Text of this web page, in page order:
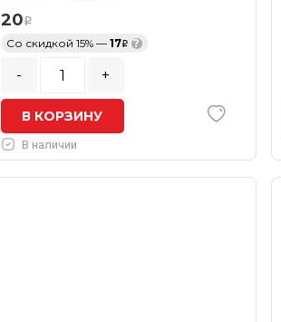
20
Со скидкой 15% — 17 ?
- +
В КОРЗИНУ
В наличии